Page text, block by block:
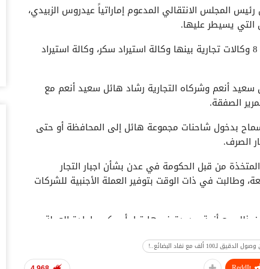
المجلس الانتقالي المدعوم إماراتياً عيدروس الزبيدي،
التي يسيطر عليها.
وقالت مصادر إن المجموعة قدمت للقيادي في الانتقالي 8 وكالات تجارية بينها وكالة استيراد سكر، وكالة استيراد
أنعم وشركاه التجارية رشاد هائل سعيد أنعم مع
الصفقة.
بدخول شاحنات مجموعة هائل إلى المحافظة أو حتى
الصرف.
من قبل الحكومة في عدن بشأن اجبار التجار
وطالبت في ذات الوقت بتوفير العملة الأجنبية للشركات
مع أزمة جديدة فجرها قرار أمريكي بإعادة العملة
بدء نفاد المواد الغذائية من المحلات التجارية.